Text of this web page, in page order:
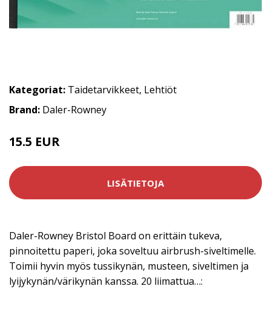
Kategoriat: Taidetarvikkeet, Lehtiöt
Brand: Daler-Rowney
15.5 EUR
LISÄTIETOJA
Daler-Rowney Bristol Board on erittäin tukeva,
pinnoitettu paperi, joka soveltuu airbrush-siveltimelle.
Toimii hyvin myös tussikynän, musteen, siveltimen ja
lyijykynän/värikynän kanssa. 20 liimattua…: